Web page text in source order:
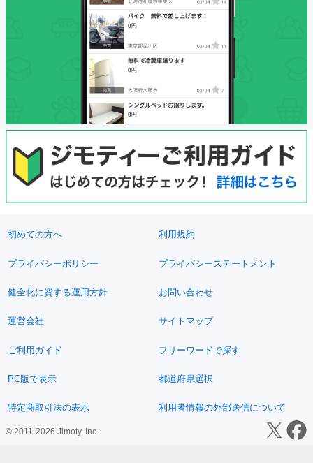
初めての方へ 利用規約
プライバシーポリシー プライバシーステートメント
健全化に資する運用方針 お問い合わせ
運営会社 サイトマップ
ご利用ガイド フリーワードで探す
PC版で表示 都道府県選択
特定商取引法の表示 利用者情報の外部送信について
© 2011-2026 Jimoty, Inc.